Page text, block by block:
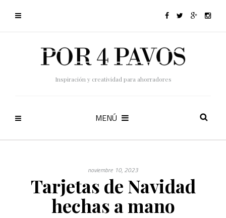
Inspiración y creatividad para ahorradores
MENÚ
noviembre 10, 2023
Tarjetas de Navidad
hechas a mano